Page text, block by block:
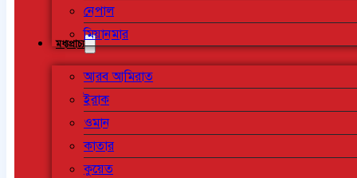
নেপাল
মিয়ানমার
মধ্যপ্রাচ্য
আরব আমিরাত
ইরাক
ওমান
কাতার
কুয়েত